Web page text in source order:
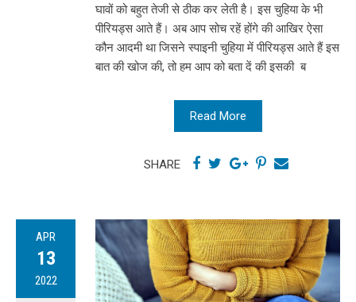
घावों को बहुत तेजी से ठीक कर लेती है। इस चुहिया के भी
पीरियड्स आते हैं। अब आप सोच रहें होंगे की आखिर ऐसा
कौन आदमी था जिसने स्पाइनी चुहिया में पीरियड्स आते हैं इस
बात की खोज की, तो हम आप को बता दें की इसकी ब
Read More
SHARE
APR
13
2022